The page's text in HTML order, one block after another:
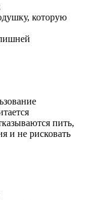
которую
пить,
и не рисковать